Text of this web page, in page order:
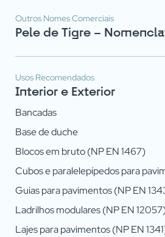
Outros Nomes Comerciais
Pele de Tigre –
Usos Recomendados
Interior e Exterior
Bancadas
Base de duche
Blocos em bruto (NP EN 1467)
Cubos e paralelepípedos para
Guias para pavimentos (NP EN
Ladrilhos modulares (NP EN
Lajes para pavimentos (NP EN